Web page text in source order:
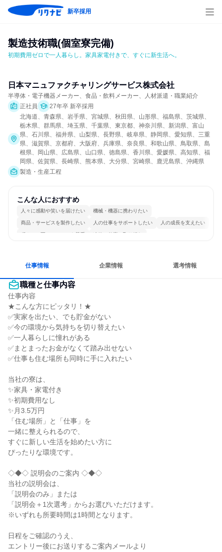
新卒採用
製造技術職(個室寮完備)
初期費用ゼロで一人暮らし。家具家電付きで、すぐに新生活へ。
日本マニュファクチャリングサービス株式会社
半導体・電子機器メーカー、食品・飲料メーカー、人材派遣・職業紹介
正社員
27年卒 新卒採用
北海道、青森県、岩手県、宮城県、秋田県、山形県、福島県、茨城県、
栃木県、群馬県、埼玉県、千葉県、東京都、神奈川県、新潟県、富山
県、石川県、福井県、山梨県、長野県、岐阜県、静岡県、愛知県、三重
県、滋賀県、京都府、大阪府、兵庫県、奈良県、和歌山県、鳥取県、島
根県、岡山県、広島県、山口県、徳島県、香川県、愛媛県、高知県、福
岡県、佐賀県、長崎県、熊本県、大分県、宮崎県、鹿児島県、沖縄県
製造・生産工程
こんな人におすすめ
人々に感動や笑いを届けたい 機械・機器に携わりたい
商品・サービスを製作したい 人の仕事をサポートしたい 人の成長を支えたい
穏やかで互いのペースを尊重 冷静に仕事に取り組む
仕事情報 企業情報 選考情報
職種と仕事内容
仕事内容
★こんな方にピッタリ！★
✅実家を出たい、でも貯金がない
✅今の環境から気持ちを切り替えたい
✅一人暮らしに憧れがある
✅まとまったお金がなくて踏み出せない
✅仕事も住む場所も同時に手に入れたい
当社の寮は、
✨家具・家電付き
✨初期費用なし
✨月3.5万円
「住む場所」と「仕事」を
一緒に整えられるので、
すぐに新しい生活を始めたい方に
ぴったりな環境です。
◇◆◇ 説明会のご案内 ◇◆◇
当社の説明会は、
「説明会のみ」または
「説明会＋1次選考」からお選びいただけます。
※いずれも所要時間は1時間となります。
日程をご確認のうえ、
エントリー後にお送りするご案内メールより